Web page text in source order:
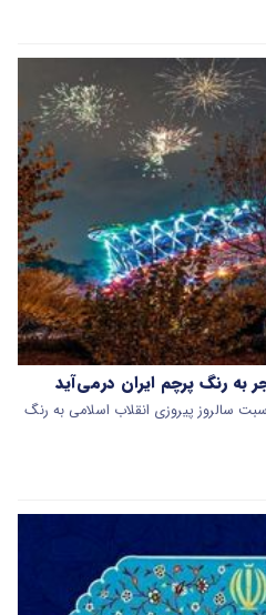
رنگ پرچم ایران درمی‌آید
سالروز پیروزی انقلاب اسلامی به رنگ